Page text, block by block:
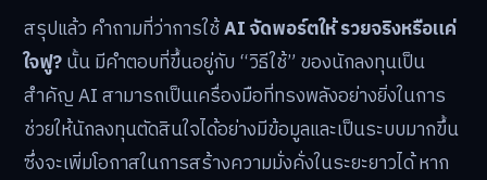
สรุปแล้ว คำถามที่ว่าการใช้AI จัดพอร์ตให้ รวยจริงหรือแค่
ใจฟู?นั้น มีคำตอบที่ขึ้นอยู่กับ “วิธีใช้” ของนักลงทุนเป็น
สำคัญ AI สามารถเป็นเครื่องมือที่ทรงพลังอย่างยิ่งในการ
ช่วยให้นักลงทุนตัดสินใจได้อย่างมีข้อมูลและเป็นระบบมากขึ้น
ซึ่งจะเพิ่มโอกาสในการสร้างความมั่งคั่งในระยะยาวได้ หาก